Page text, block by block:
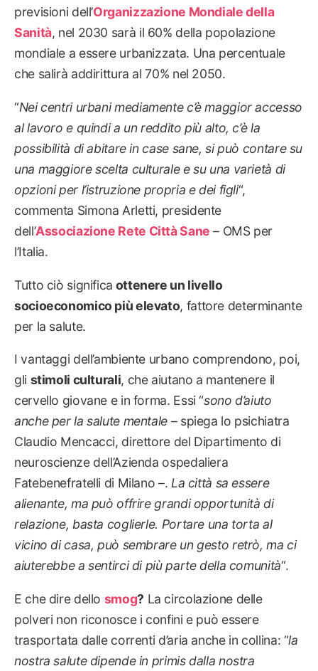
previsioni dell’Organizzazione Mondiale della
Sanità, nel 2030 sarà il 60% della popolazione
mondiale a essere urbanizzata. Una percentuale
che salirà addirittura al 70% nel 2050.
“Nei centri urbani mediamente c’è maggior accesso
al lavoro e quindi a un reddito più alto, c’è la
possibilità di abitare in case sane, si può contare su
una maggiore scelta culturale e su una varietà di
opzioni per l’istruzione propria e dei figli“,
commenta Simona Arletti, presidente
dell’Associazione Rete Città Sane – OMS per
l’Italia.
Tutto ciò significa ottenere un livello
socioeconomico più elevato, fattore determinante
per la salute.
I vantaggi dell’ambiente urbano comprendono, poi,
gli stimoli culturali, che aiutano a mantenere il
cervello giovane e in forma. Essi “sono d’aiuto
anche per la salute mentale – spiega lo psichiatra
Claudio Mencacci, direttore del Dipartimento di
neuroscienze dell’Azienda ospedaliera
Fatebenefratelli di Milano –. La città sa essere
alienante, ma può offrire grandi opportunità di
relazione, basta coglierle. Portare una torta al
vicino di casa, può sembrare un gesto retrò, ma ci
aiuterebbe a sentirci di più parte della comunità“.
E che dire dello smog? La circolazione delle
polveri non riconosce i confini e può essere
trasportata dalle correnti d’aria anche in collina: “la
nostra salute dipende in primis dalla nostra